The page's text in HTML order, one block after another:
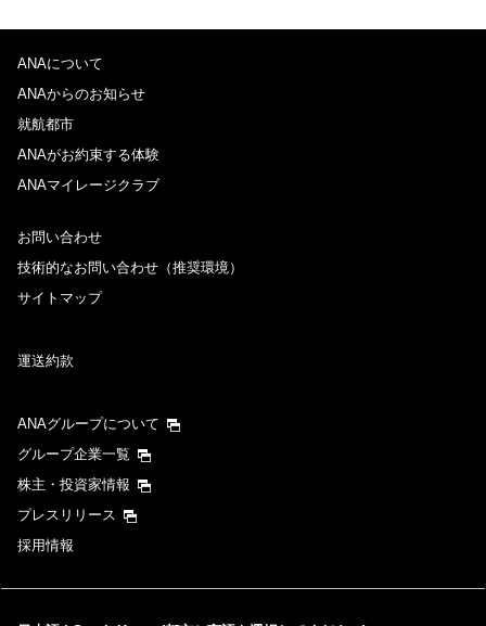
ANAについて
ANAからのお知らせ
就航都市
ANAがお約束する体験
ANAマイレージクラブ
お問い合わせ
技術的なお問い合わせ（推奨環境）
サイトマップ
運送約款
ANAグループについて
グループ企業一覧
株主・投資家情報
プレスリリース
採用情報